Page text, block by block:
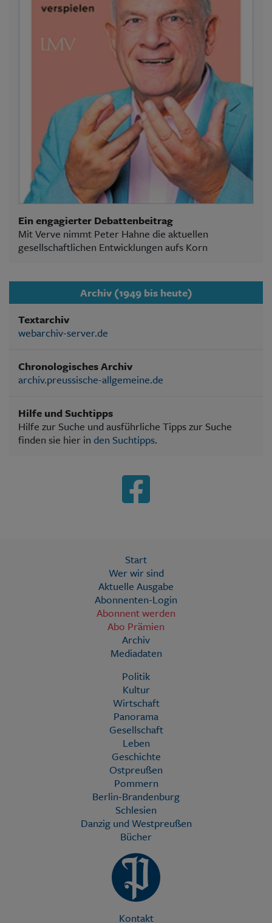
Ein engagierter Debattenbeitrag
Mit Verve nimmt Peter Hahne die aktuellen
gesellschaftlichen Entwicklungen aufs Korn
Archiv (1949 bis heute)
Textarchiv
webarchiv-server.de
Chronologisches Archiv
archiv.preussische-allgemeine.de
Hilfe und Suchtipps
Hilfe zur Suche und ausführliche Tipps zur Suche
finden sie hier in den Suchtipps.
Start
Wer wir sind
Aktuelle Ausgabe
Abonnenten-Login
Abonnent werden
Abo Prämien
Archiv
Mediadaten
Politik
Kultur
Wirtschaft
Panorama
Gesellschaft
Leben
Geschichte
Ostpreußen
Pommern
Berlin-Brandenburg
Schlesien
Danzig und Westpreußen
Bücher
Kontakt